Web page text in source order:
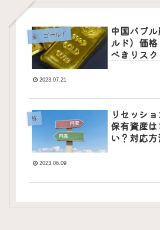
金 ゴールド
中国バブ
ルド）価
べきリス
2023.07.21
株
リセッシ
保有資産
い？対応方
2023.06.09